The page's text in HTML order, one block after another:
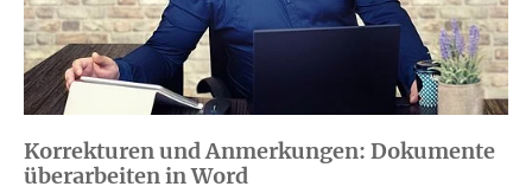
Korrekturen und Anmerkungen: Dokumente
überarbeiten in Word